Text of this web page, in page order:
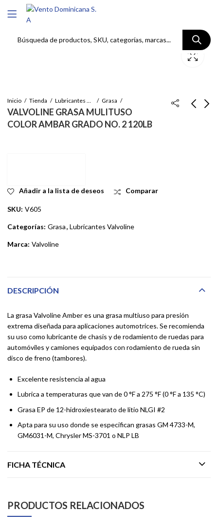
Inicio Tienda Lubricantes Valvoline Grasa
VALVOLINE GRASA MULITUSO
COLOR AMBAR GRADO NO. 2 120LB
Añadir a la lista de deseos Comparar
SKU: V605
Categorías: Grasa, Lubricantes Valvoline
Marca: Valvoline
DESCRIPCIÓN
La grasa Valvoline Amber es una grasa multiuso para presión
extrema diseñada para aplicaciones automotrices. Se recomienda
su uso como lubricante de chasis y de rodamiento de ruedas para
automóviles y camiones equipados con rodamiento de rueda sin
disco de freno (tambores).
Excelente resistencia al agua
Lubrica a temperaturas que van de 0 °F a 275 °F (0 °F a 135 °C)
Grasa EP de 12-hidroxiestearato de litio NLGI #2
Apta para su uso donde se especifican grasas GM 4733-M,
GM6031-M, Chrysler MS-3701 o NLP LB
FICHA TÉCNICA
PRODUCTOS RELACIONADOS